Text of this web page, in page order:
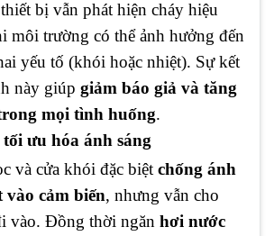
bị vẫn phát hiện cháy hiệu
môi trường có thể ảnh hưởng đến
yếu tố (khói hoặc nhiệt). Sự kết
này giúp giảm báo giả và tăng
mọi tình huống.
ưu hóa ánh sáng
và cửa khói đặc biệt chống ánh
vào cảm biến, nhưng vẫn cho
vào. Đồng thời ngăn hơi nước